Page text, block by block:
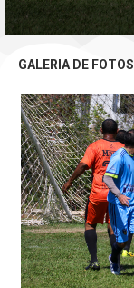
GALERIA DE FOTOS